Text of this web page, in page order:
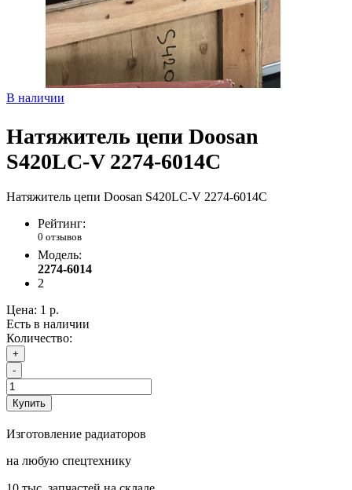
В наличии
Нaтяжитель цепи Dооsаn
S420LC-V 2274-6014С
Нaтяжитель цепи Dооsаn S420LC-V 2274-6014С
Рейтинг:
0 отзывов
Модель:
2274-6014
2
Цена: 1 р.
Есть в наличии
Количество:
+
-
Купить
Изготовление радиаторов
на любую спецтехнику